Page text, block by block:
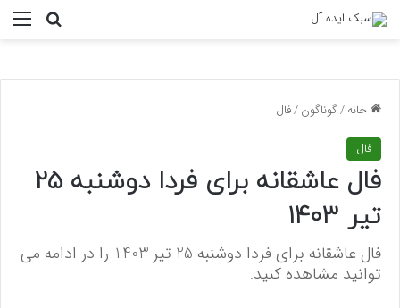
خانه/گوناگون/فال
فال
فال عاشقانه برای فردا دوشنبه 25
تیر 1403
فال عاشقانه برای فردا دوشنبه 25 تیر 1403 را در ادامه می
توانید مشاهده کنید.